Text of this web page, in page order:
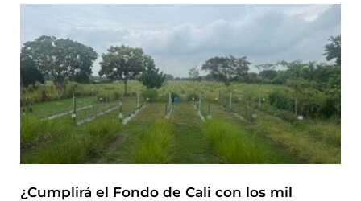
¿Cumplirá el Fondo de Cali con los mil